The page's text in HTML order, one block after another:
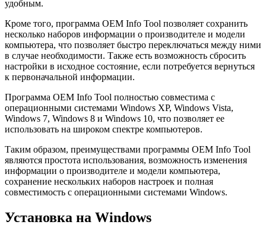
удобным.
Кроме того, программа OEM Info Tool позволяет сохранить
несколько наборов информации о производителе и модели
компьютера, что позволяет быстро переключаться между ними
в случае необходимости. Также есть возможность сбросить
настройки в исходное состояние, если потребуется вернуться
к первоначальной информации.
Программа OEM Info Tool полностью совместима с
операционными системами Windows XP, Windows Vista,
Windows 7, Windows 8 и Windows 10, что позволяет ее
использовать на широком спектре компьютеров.
Таким образом, преимуществами программы OEM Info Tool
являются простота использования, возможность изменения
информации о производителе и модели компьютера,
сохранение нескольких наборов настроек и полная
совместимость с операционными системами Windows.
Установка на Windows